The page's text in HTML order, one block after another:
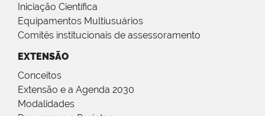
Iniciação Científica
Equipamentos Multiusuários
Comitês institucionais de assessoramento
EXTENSÃO
Conceitos
Extensão e a Agenda 2030
Modalidades